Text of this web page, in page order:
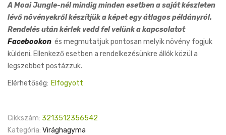
was:
3,000 Ft.
is:
1,500 Ft.
A Moai Jungle-nél mindig minden esetben a saját készleten
lévő növényekről készítjük a képet egy átlagos példányról.
Rendelés után kérlek vedd fel velünk a kapcsolatot
Facebookon és megmutatjuk pontosan melyik növény fogjuk
küldeni. Ellenkező esetben a rendelkezésünkre állók közül a
legszebbet postázzuk.
Elérhetőség: Elfogyott
Cikkszám: 3213512356542
Kategória: Virághagyma